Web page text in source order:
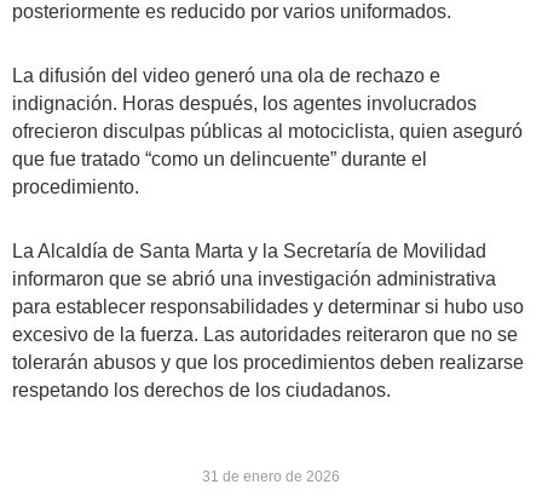
posteriormente es reducido por varios uniformados.
La difusión del video generó una ola de rechazo e
indignación. Horas después, los agentes involucrados
ofrecieron disculpas públicas al motociclista, quien aseguró
que fue tratado “como un delincuente” durante el
procedimiento.
La Alcaldía de Santa Marta y la Secretaría de Movilidad
informaron que se abrió una investigación administrativa
para establecer responsabilidades y determinar si hubo uso
excesivo de la fuerza. Las autoridades reiteraron que no se
tolerarán abusos y que los procedimientos deben realizarse
respetando los derechos de los ciudadanos.
31 de enero de 2026